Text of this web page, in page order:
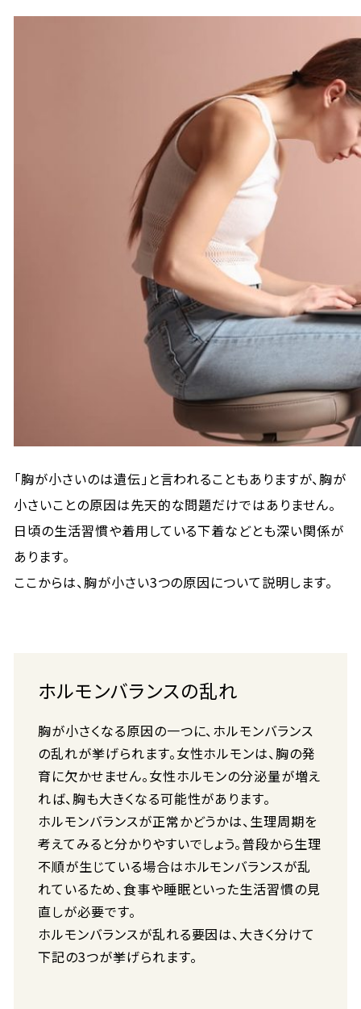
「胸が小さいのは遺伝」と言われることもありますが、胸が
小さいことの原因は先天的な問題だけではありません。
日頃の生活習慣や着用している下着などとも深い関係が
あります。
ここからは、胸が小さい3つの原因について説明します。
ホルモンバランスの乱れ
胸が小さくなる原因の一つに、ホルモンバランス
の乱れが挙げられます。女性ホルモンは、胸の発
育に欠かせません。女性ホルモンの分泌量が増え
れば、胸も大きくなる可能性があります。
ホルモンバランスが正常かどうかは、生理周期を
考えてみると分かりやすいでしょう。普段から生理
不順が生じている場合はホルモンバランスが乱
れているため、食事や睡眠といった生活習慣の見
直しが必要です。
ホルモンバランスが乱れる要因は、大きく分けて
下記の3つが挙げられます。